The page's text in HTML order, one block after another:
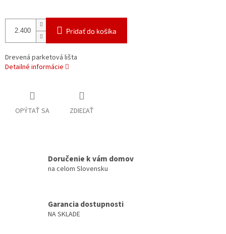
Pridať do košíka
Drevená parketová lišta
Detailné informácie
OPÝTAŤ SA ZDIEĽAŤ
Doručenie k vám domov
na celom Slovensku
Garancia dostupnosti
NA SKLADE